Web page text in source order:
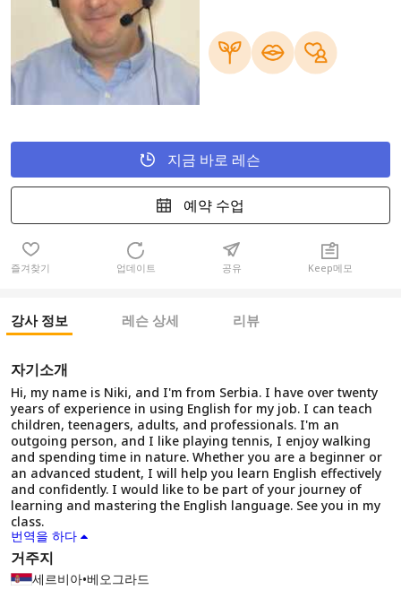
지금 바로 레슨
예약 수업
즐겨찾기 업데이트 공유 Keep메모
강사 정보 레슨 상세 리뷰
자기소개
Hi, my name is Niki, and I'm from Serbia. I have over twenty
years of experience in using English for my job. I can teach
children, teenagers, adults, and professionals. I'm an
outgoing person, and I like playing tennis, I enjoy walking
and spending time in nature. Whether you are a beginner or
an advanced student, I will help you learn English effectively
and confidently. I would like to be part of your journey of
learning and mastering the English language. See you in my
class.
번역을 하다
거주지
세르비아•베오그라드